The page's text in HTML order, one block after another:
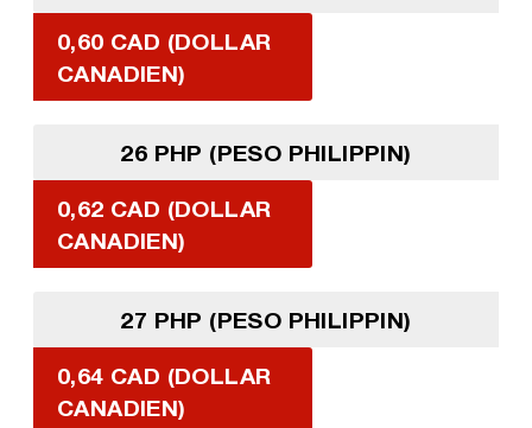
0,60 CAD (DOLLAR
CANADIEN)
26 PHP (PESO PHILIPPIN)
0,62 CAD (DOLLAR
CANADIEN)
27 PHP (PESO PHILIPPIN)
0,64 CAD (DOLLAR
CANADIEN)